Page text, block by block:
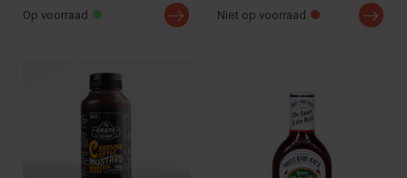
Op voorraad Niet op voorraad